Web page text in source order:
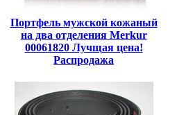
Портфель мужской кожаный
на два отделения Merkur
00061820 Лучщая цена!
Распродажа